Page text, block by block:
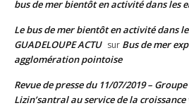
bus de mer bientôt en activité dans les
Le bus de mer bientôt en activité dans
GUADELOUPE ACTU sur Bus de mer
agglomération pointoise
Revue de presse du 11/07/2019 – Groupe
Lizin’santral au service de la